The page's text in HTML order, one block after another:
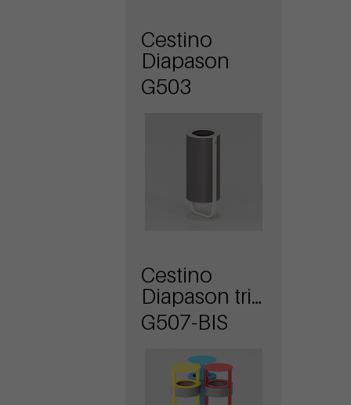
Cestino
Diapason
G503
Cestino
Diapason tris
antiterrorismo
coperchio
G507-BIS